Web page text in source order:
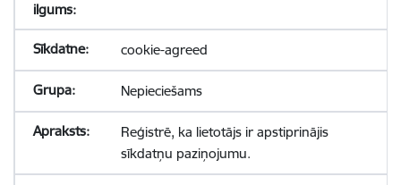
cookie-agreed
Nepieciešams
Reģistrē, ka lietotājs ir apstiprinājis
sīkdatņu paziņojumu.